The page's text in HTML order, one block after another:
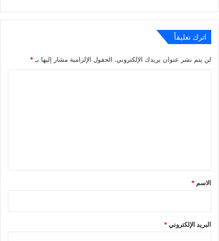
اترك تعليقاً
لن يتم نشر عنوان بريدك الإلكتروني. الحقول الإلزامية مشار إليها بـ *
*
الاسم *
البريد الإلكتروني*